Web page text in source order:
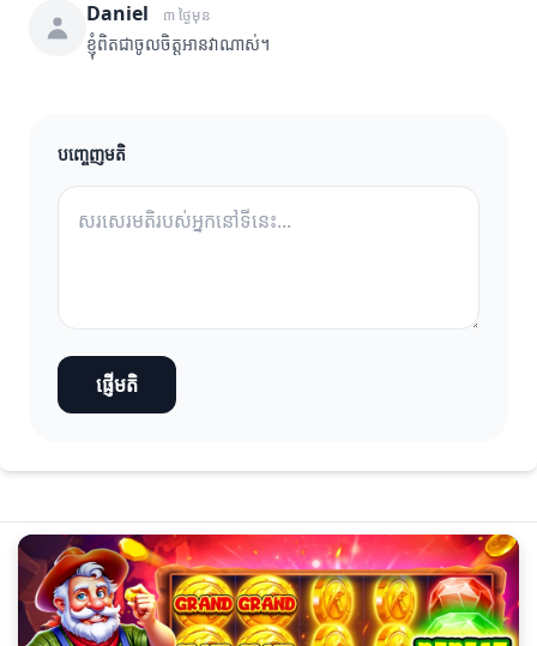
Daniel ៣ ថ្ងៃមុន
ខ្ញុំពិតជាចូលចិត្តអានវាណាស់។
បញ្ចេញមតិ
ផ្ញើមតិ